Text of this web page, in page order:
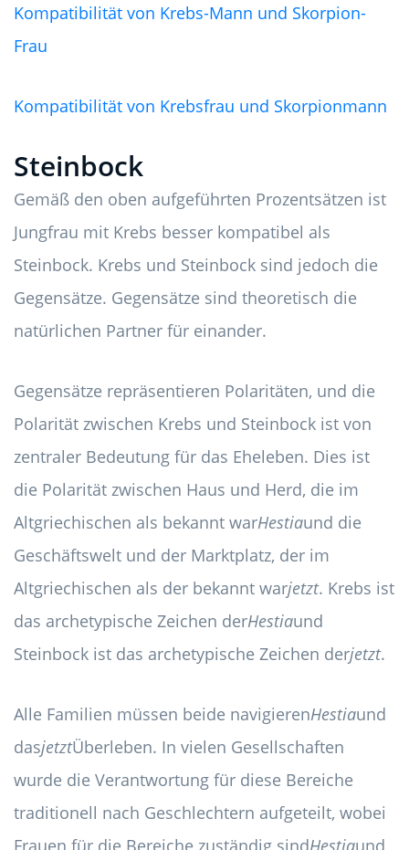
Kompatibilität von Krebs-Mann und Skorpion-
Frau
Kompatibilität von Krebsfrau und Skorpionmann
Steinbock
Gemäß den oben aufgeführten Prozentsätzen ist
Jungfrau mit Krebs besser kompatibel als
Steinbock. Krebs und Steinbock sind jedoch die
Gegensätze. Gegensätze sind theoretisch die
natürlichen Partner für einander.
Gegensätze repräsentieren Polaritäten, und die
Polarität zwischen Krebs und Steinbock ist von
zentraler Bedeutung für das Eheleben. Dies ist
die Polarität zwischen Haus und Herd, die im
Altgriechischen als bekannt warHestiaund die
Geschäftswelt und der Marktplatz, der im
Altgriechischen als der bekannt warjetzt. Krebs ist
das archetypische Zeichen derHestiaund
Steinbock ist das archetypische Zeichen derjetzt.
Alle Familien müssen beide navigierenHestiaund
dasjetztÜberleben. In vielen Gesellschaften
wurde die Verantwortung für diese Bereiche
traditionell nach Geschlechtern aufgeteilt, wobei
Frauen für die Bereiche zuständig sindHestiaund